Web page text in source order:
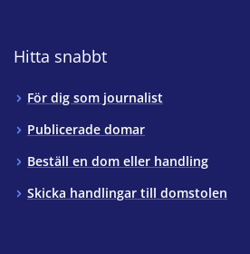
Hitta snabbt
För dig som journalist
Publicerade domar
Beställ en dom eller handling
Skicka handlingar till domstolen